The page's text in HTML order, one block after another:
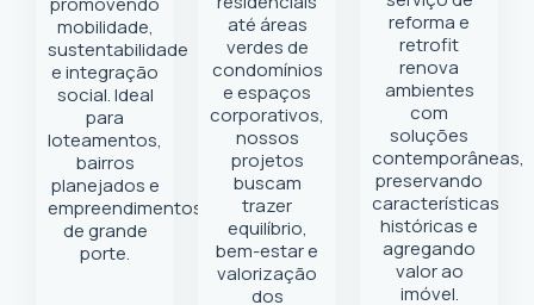
mobilidade,
sustentabilidade
e integração
social. Ideal
para
loteamentos,
bairros
planejados e
empreendimentos
de grande
porte.
até áreas
verdes de
condomínios
e espaços
corporativos,
nossos
projetos
buscam
trazer
equilíbrio,
bem-estar e
valorização
dos
reforma e
retrofit
renova
ambientes
com
soluções
contemporâneas,
preservando
características
históricas e
agregando
valor ao
imóvel.